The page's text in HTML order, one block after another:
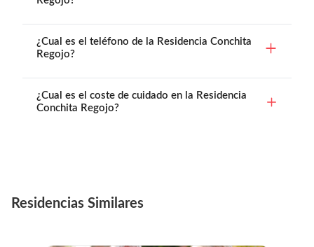
¿Cual es el teléfono de la Residencia Conchita
Regojo?
¿Cual es el coste de cuidado en la Residencia
Conchita Regojo?
Residencias Similares